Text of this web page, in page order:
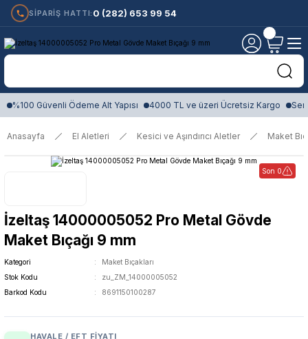
SİPARİŞ HATTI: 0 (282) 653 99 54
%100 Güvenli Ödeme Alt Yapısı 4000 TL ve üzeri Ücretsiz Kargo
Anasayfa El Aletleri Kesici ve Aşındırıcı Aletler Maket
Son 0
İzeltaş 14000005052 Pro Metal Gövde
Maket Bıçağı 9 mm
Kategori
Maket Bıçakları
Stok Kodu
zu_ZM_14000005052
Barkod Kodu
8691150100287
HAVALE / EFT FIYATI